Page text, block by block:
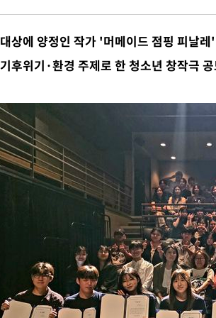
대상에 양정인 작가 '머메이드 점핑 피날레'
기후위기·환경 주제로 한 청소년 창작극